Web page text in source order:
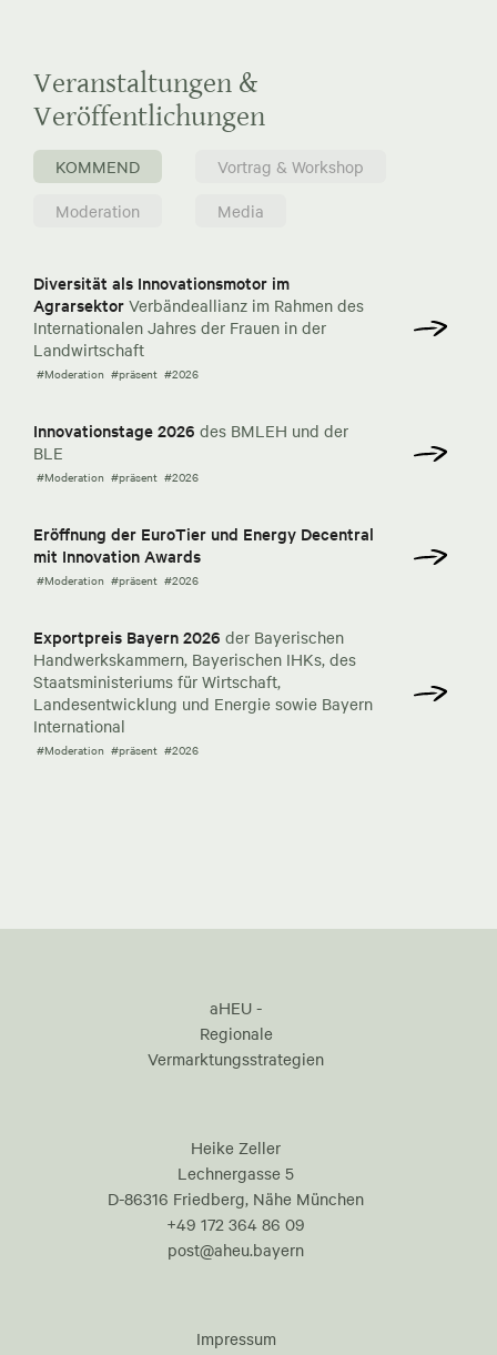
Veranstaltungen &
Veröffentlichungen
KOMMEND
Vortrag & Workshop
Moderation
Media
Diversität als Innovationsmotor im
Agrarsektor Verbändeallianz im Rahmen des
Internationalen Jahres der Frauen in der
Landwirtschaft
#Moderation #präsent #2026
Innovationstage 2026 des BMLEH und der
BLE
#Moderation #präsent #2026
Eröffnung der EuroTier und Energy Decentral
mit Innovation Awards
#Moderation #präsent #2026
Exportpreis Bayern 2026 der Bayerischen
Handwerkskammern, Bayerischen IHKs, des
Staatsministeriums für Wirtschaft,
Landesentwicklung und Energie sowie Bayern
International
#Moderation #präsent #2026
aHEU -
Regionale
Vermarktungsstrategien
Heike Zeller
Lechnergasse 5
D-86316 Friedberg, Nähe München
+49 172 364 86 09
post@aheu.bayern
Impressum